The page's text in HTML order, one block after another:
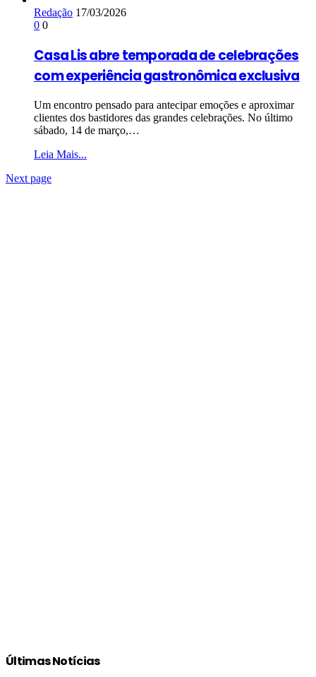
Redação 17/03/2026
0 0
Casa Lis abre temporada de celebrações
com experiência gastronômica exclusiva
Um encontro pensado para antecipar emoções e aproximar
clientes dos bastidores das grandes celebrações. No último
sábado, 14 de março,…
Leia Mais...
Next page
Últimas Notícias